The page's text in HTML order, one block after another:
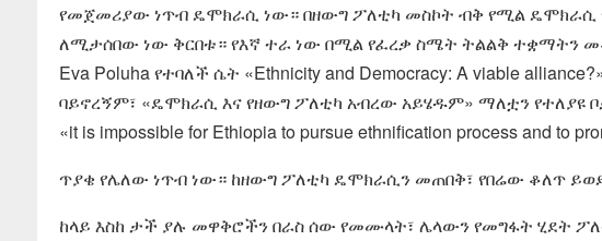
የመጀመሪያው ነጥብ ዴሞክራሲ ነው። በዘውግ ፖለቲካ መስኮት ብቅ የሚል ዴሞክራሲ
ለሚታሰበው ነው ቅርበቱ። የእኛ ተራ ነው በሚል የፈረቃ ስሜት ትልልቅ ተቋማትን
Eva Poluha የተባለች ሴት «Ethnicity and Democracy: A viable
ባይኖረኝም፣ «ዴሞክራሲ እና የዘውግ ፖለቲካ አብረው አይሄዱም» ማለቷን
«it is impossible for Ethiopia to pursue ethnification process and to
ጥያቄ የሌለው ነጥብ ነው። ከዘውግ ፖለቲካ ዴሞክራሲን መጠበቅ፣ የበሬው ቆለጥ
ከላይ እስከ ታች ያሉ መዋቅሮችን በራስ ሰው የመሙላት፣ ሌላውን የመግፋት ሂደት